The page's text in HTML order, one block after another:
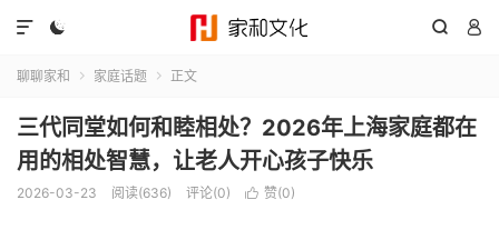
  

聊聊家和  家庭话题  正文
三代同堂如何和睦相处？2026年上海家庭都在
用的相处智慧，让老人开心孩子快乐
2026-03-23 阅读(636) 评论(0)  赞(0)